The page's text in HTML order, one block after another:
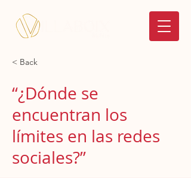
< Back
“¿Dónde se
encuentran los
límites en las redes
sociales?”